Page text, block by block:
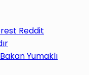
Reddit
Yumaklı